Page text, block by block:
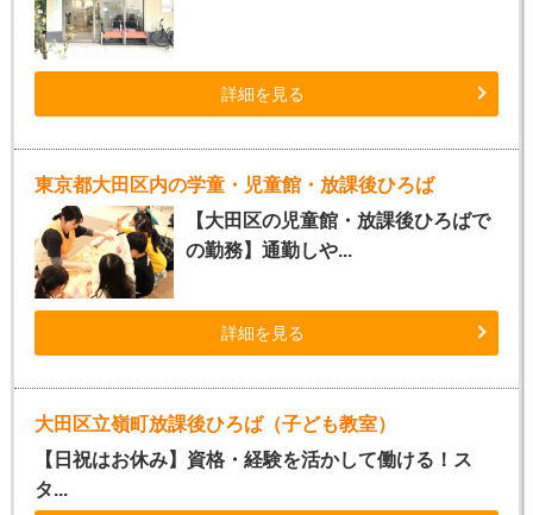
詳細を見る
東京都大田区内の学童・児童館・放課後ひろば
【大田区の児童館・放課後ひろばで
の勤務】通勤しや...
詳細を見る
大田区立嶺町放課後ひろば（子ども教室）
【日祝はお休み】資格・経験を活かして働ける！ス
タ...